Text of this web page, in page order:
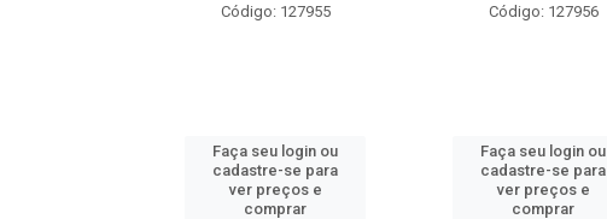
Código: 127955
Faça seu login ou
cadastre-se para
ver preços e
comprar
Código: 127956
Faça seu login ou
cadastre-se para
ver preços e
comprar